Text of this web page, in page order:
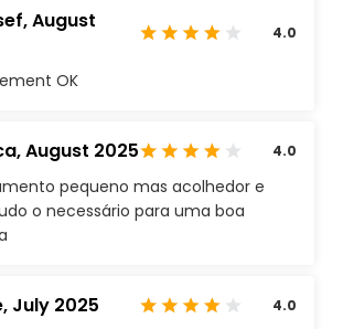
August
4.0
OK
August 2025 4.0
pequeno mas acolhedor e
o necessário para uma boa
July 2025 4.0